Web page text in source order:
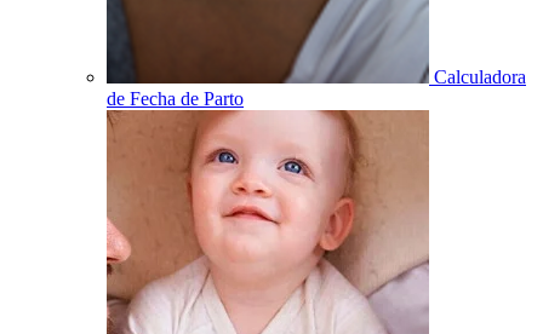
Calculadora
de Fecha de Parto